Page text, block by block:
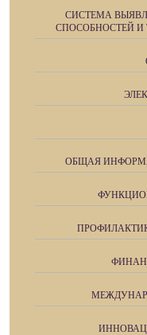
СИСТЕМА
СПОСОБНОСТЕЙ И
ОБЩАЯ